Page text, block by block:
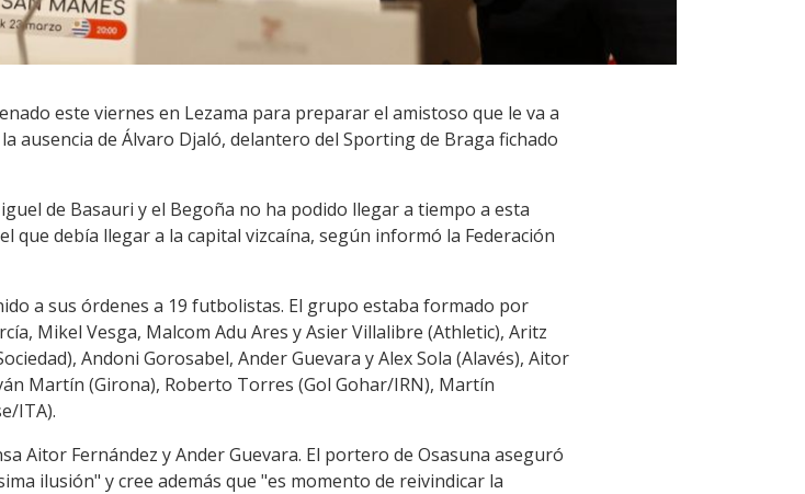
este viernes en Lezama para preparar el amistoso que le va a
ausencia de Álvaro Djaló, delantero del Sporting de Braga fichado
de Basauri y el Begoña no ha podido llegar a tiempo a esta
debía llegar a la capital vizcaína, según informó la Federación
a sus órdenes a 19 futbolistas. El grupo estaba formado por
Mikel Vesga, Malcom Adu Ares y Asier Villalibre (Athletic), Aritz
Andoni Gorosabel, Ander Guevara y Alex Sola (Alavés), Aitor
Martín (Girona), Roberto Torres (Gol Gohar/IRN), Martín
ITA).
Aitor Fernández y Ander Guevara. El portero de Osasuna aseguró
ilusión" y cree además que "es momento de reivindicar la